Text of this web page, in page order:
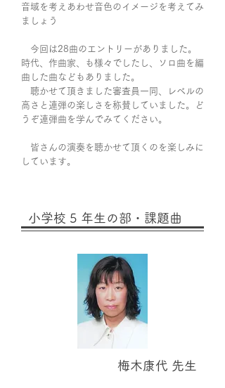
音域を考えあわせ音色のイメージを考えてみ
ましょう
今回は28曲のエントリーがありました。
時代、作曲家、も様々でしたし、ソロ曲を編
曲した曲などもありました。
聴かせて頂きました審査員一同、レベルの
高さと連弾の楽しさを称賛していました。ど
うぞ連弾曲を学んでみてください。
皆さんの演奏を聴かせて頂くのを楽しみに
しています。
小学校 5 年生の部・課題曲
梅木康代 先生